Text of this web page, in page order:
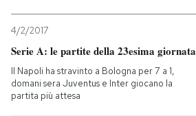
Entra
4/2/2017
Serie A: le partite della 23esima giornata
Il Napoli ha stravinto a Bologna per 7 a 1,
domani sera Juventus e Inter giocano la
partita più attesa